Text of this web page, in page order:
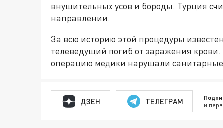
внушительных усов и бороды. Турция
направлении.
За всю историю этой процедуры
телеведущий погиб от заражения
операцию медики нарушали
ДЗЕН ТЕЛЕГРАМ и